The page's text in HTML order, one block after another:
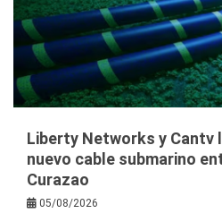
Liberty Networks y Cantv
nuevo cable submarino
Curazao
05/08/2026